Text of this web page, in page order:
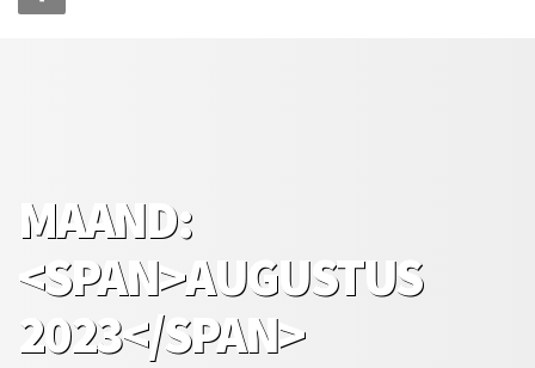
MAAND:
<SPAN>AUGUSTUS
2023</SPAN>